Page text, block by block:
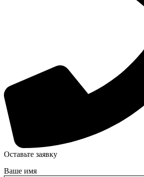
Оставьте заявку
Ваше имя